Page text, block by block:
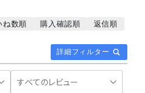
詳細フィルター
ね数順 購入確認順
返信順